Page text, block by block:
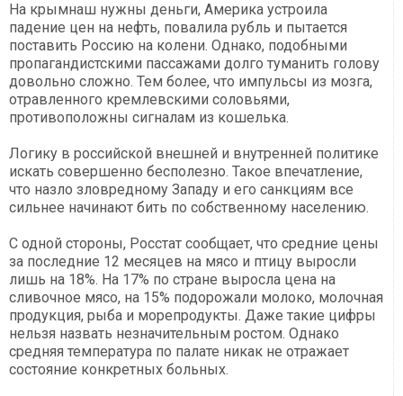
На крымнаш нужны деньги, Америка устроила
падение цен на нефть, повалила рубль и пытается
поставить Россию на колени. Однако, подобными
пропагандистскими пассажами долго туманить голову
довольно сложно. Тем более, что импульсы из мозга,
отравленного кремлевскими соловьями,
противоположны сигналам из кошелька.
Логику в российской внешней и внутренней политике
искать совершенно бесполезно. Такое впечатление,
что назло зловредному Западу и его санкциям все
сильнее начинают бить по собственному населению.
С одной стороны, Росстат сообщает, что средние цены
за последние 12 месяцев на мясо и птицу выросли
лишь на 18%. На 17% по стране выросла цена на
сливочное мясо, на 15% подорожали молоко, молочная
продукция, рыба и морепродукты. Даже такие цифры
нельзя назвать незначительным ростом. Однако
средняя температура по палате никак не отражает
состояние конкретных больных.